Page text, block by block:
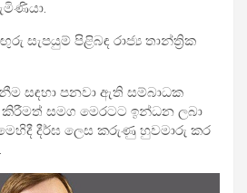
සැපයුම් පිළිබඳ රාජ්‍ය තාන්ත්‍රික
සඳහා පනවා ඇති සම්බාධක
සමග මෙරටට ඉන්ධන ලබා
දීර්ඝ ලෙස කරුණු හුවමාරු කර